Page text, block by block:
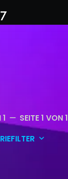
remove SEITE 1 VON 1
keyboard_arrow_down